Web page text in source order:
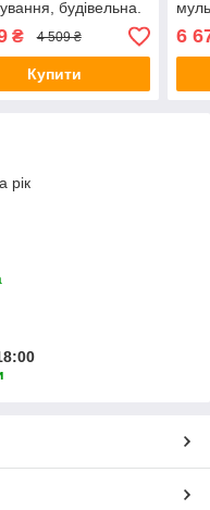
будівельна.
₴ 4 509 ₴
Купити
6
рік